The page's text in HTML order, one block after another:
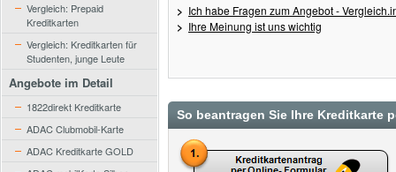
Vergleich: Prepaid
Kreditkarten
Vergleich: Kreditkarten für
Studenten, junge Leute
Angebote im Detail
1822direkt Kreditkarte
ADAC Clubmobil-Karte
ADAC Kreditkarte GOLD
> Ich habe Fragen zum Angebot -
> Ihre Meinung ist uns wichtig
So beantragen Sie Ihre Kreditkarte